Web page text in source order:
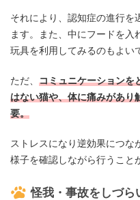
それにより、認知症の進行を
ます。また、中にフードを
玩具を利用してみるのもよい
ただ、 コミュニケーションを
はない猫や、体に痛みがあり
要。
ストレスになり逆効果につ
様子を確認しながら行うこと
怪我・事故をしづら